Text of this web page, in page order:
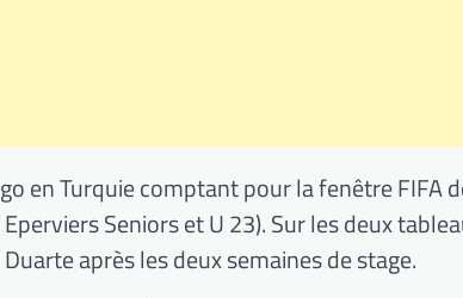
en Turquie comptant pour la fenêtre FIFA
Seniors et U 23). Sur les deux
après les deux semaines de stage.